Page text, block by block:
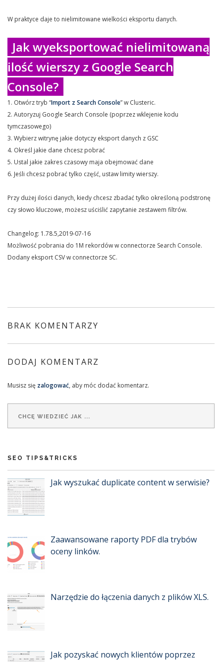
W praktyce daje to nielimitowane wielkości eksportu danych.
Jak wyeksportować nielimitowaną
ilość wierszy z Google Search
Console?
1. Otwórz tryb “Import z Search Console” w Clusteric.
2. Autoryzuj Google Search Console (poprzez wklejenie kodu
tymczasowego)
3. Wybierz witrynę jakie dotyczy eksport danych z GSC
4. Określ jakie dane chcesz pobrać
5. Ustal jakie zakres czasowy maja obejmować dane
6. Jeśli chcesz pobrać tylko część, ustaw limity wierszy.
Przy dużej ilości danych, kiedy chcesz zbadać tylko określoną podstronę
czy słowo kluczowe, możesz uściślić zapytanie zestawem filtrów.
Changelog: 1.78.5,2019-07-16
Możliwość pobrania do 1M rekordów w connectorze Search Console.
Dodany eksport CSV w connectorze SC.
BRAK KOMENTARZY
DODAJ KOMENTARZ
Musisz się zalogować, aby móc dodać komentarz.
SEO TIPS&TRICKS
Jak wyszukać duplicate content w serwisie?
Zaawansowane raporty PDF dla trybów
oceny linków.
Narzędzie do łączenia danych z plików XLS.
Jak pozyskać nowych klientów poprzez